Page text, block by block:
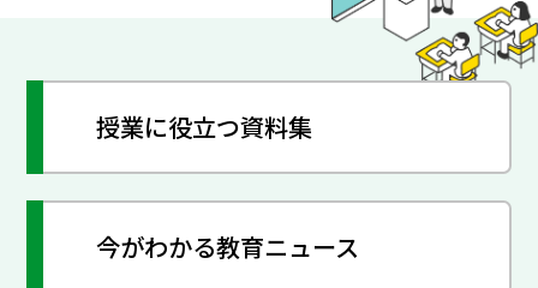
授業に役立つ資料集
今がわかる教育ニュース